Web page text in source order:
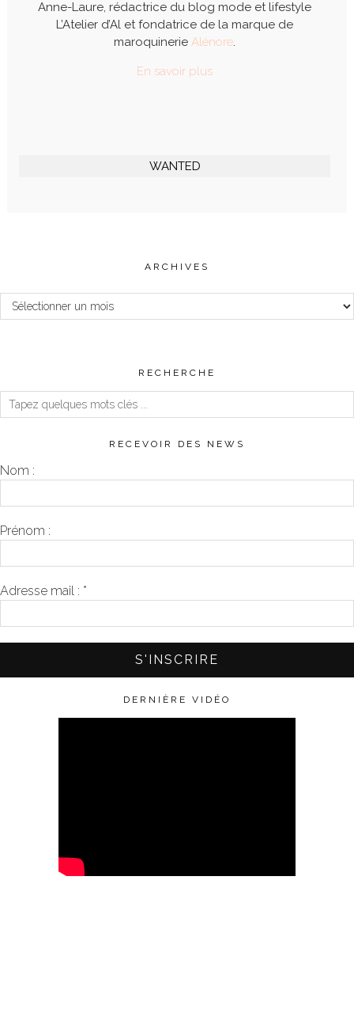
Anne-Laure, rédactrice du blog mode et lifestyle
L’Atelier d’Al et fondatrice de la marque de
maroquinerie Alénore.
En savoir plus
WANTED
ARCHIVES
Archives
RECHERCHE
RECEVOIR DES NEWS
Nom :
Prénom :
Adresse mail : *
DERNIÈRE VIDÉO